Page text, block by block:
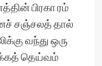
பிரகா ரம்
சஞ்சலத் தால்
வந்து ஒரு
தெய்வம்